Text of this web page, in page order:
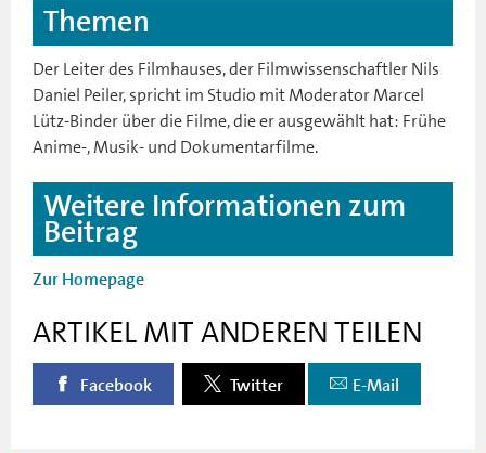
Themen
Der Leiter des Filmhauses, der Filmwissenschaftler Nils
Daniel Peiler, spricht im Studio mit Moderator Marcel
Lütz-Binder über die Filme, die er ausgewählt hat: Frühe
Anime-, Musik- und Dokumentarfilme.
Weitere Informationen zum
Beitrag
Zur Homepage
ARTIKEL MIT ANDEREN TEILEN
Facebook Twitter E-Mail